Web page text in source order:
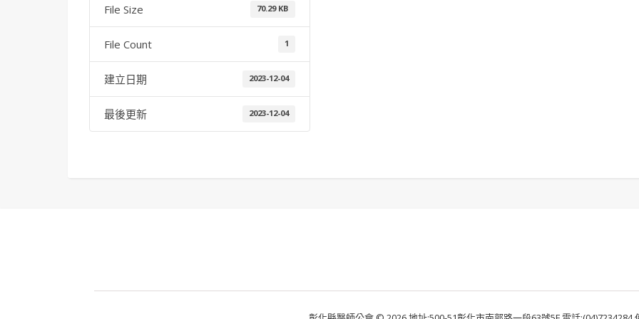
File Size 70.29 KB
File Count 1
建立日期 2023-12-04
最後更新 2023-12-04